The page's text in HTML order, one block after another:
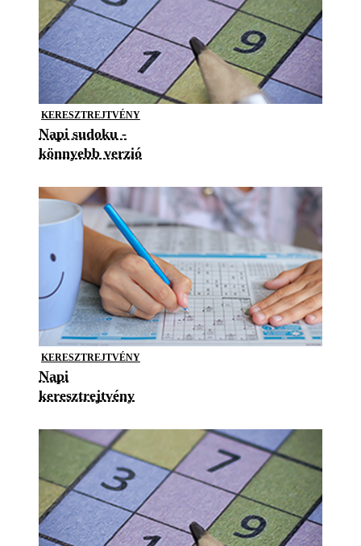
KERESZTREJTVÉNY
Napi sudoku -
könnyebb verzió
KERESZTREJTVÉNY
Napi
keresztrejtvény